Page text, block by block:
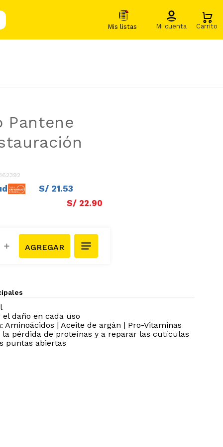
Pantene
S/ 21.53
S/ 22.90
＋
daño en cada uso
Aminoácidos | Aceite de argán | Pro-Vitaminas
pérdida de proteínas y a reparar las cutículas
puntas abiertas